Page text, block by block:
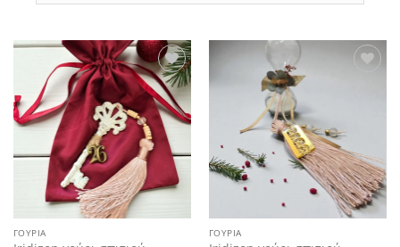
Add to
wishlist
ΓΟΎΡΙΑ ΓΟΎΡΙΑ